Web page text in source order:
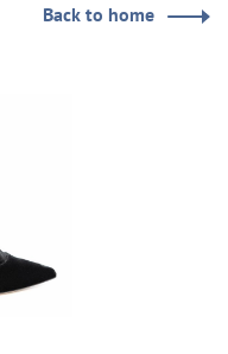
Back to home